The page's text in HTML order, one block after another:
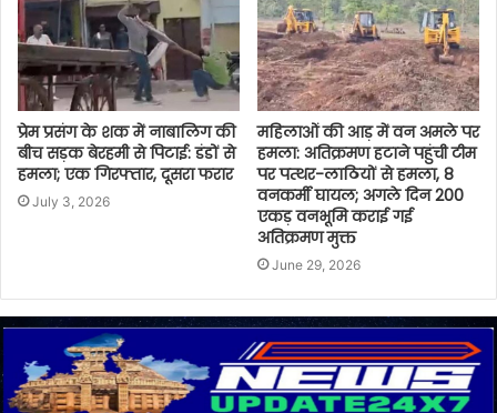
प्रेम प्रसंग के शक में नाबालिग की
बीच सड़क बेरहमी से पिटाई: डंडों से
हमला; एक गिरफ्तार, दूसरा फरार
July 3, 2026
महिलाओं की आड़ में वन अमले पर
हमला: अतिक्रमण हटाने पहुंची टीम
पर पत्थर-लाठियों से हमला, 8
वनकर्मी घायल; अगले दिन 200
एकड़ वनभूमि कराई गई
अतिक्रमण मुक्त
June 29, 2026